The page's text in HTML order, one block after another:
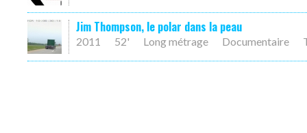
Jim Thompson, le polar dans la peau
2011 52' Long métrage Documentaire